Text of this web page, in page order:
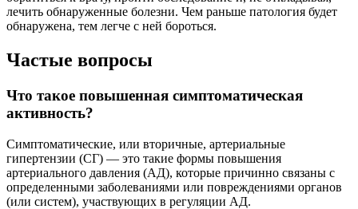
лечить обнаруженные болезни. Чем раньше патология будет
обнаружена, тем легче с ней бороться.
Частые вопросы
Что такое повышенная симптоматическая
активность?
Симптоматические, или вторичные, артериальные
гипертензии (СГ) — это такие формы повышения
артериального давления (АД), которые причинно связаны с
определенными заболеваниями или повреждениями органов
(или систем), участвующих в регуляции АД.